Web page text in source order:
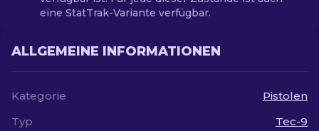
eine StatTrak-Variante verfügbar.
ALLGEMEINE INFORMATIONEN
Kategorie
Pistolen
Typ
Tec-9